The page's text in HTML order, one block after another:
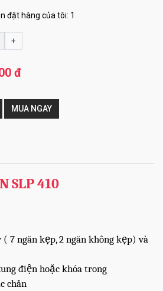
đặt hàng của tôi: 1
+
đ
MUA NGAY
SLP 410
( 7 ngăn kẹp, 2 ngăn không kẹp) và
điện hoặc khóa trong
chắn